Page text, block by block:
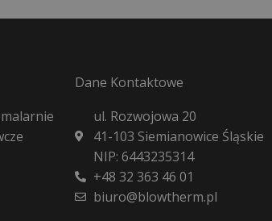
Dane Kontaktowe
ul. Rozwojowa 20
41-103 Siemianowice Śląskie
NIP: 6443235314
+48 32 363 46 01
biuro@blowtherm.pl